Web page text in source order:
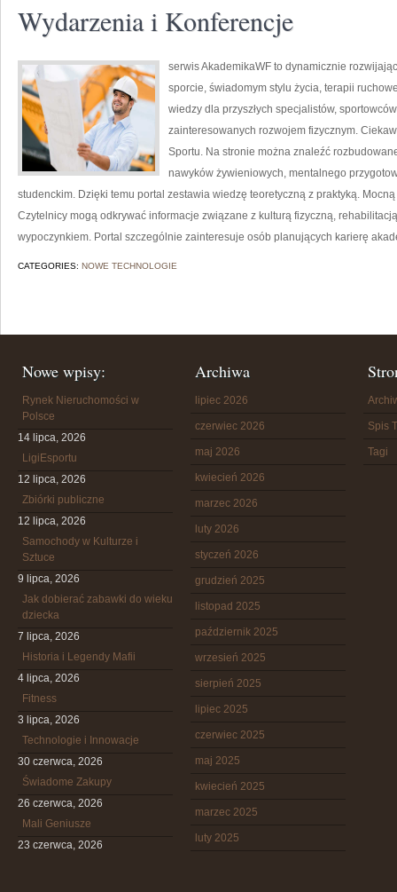
Wydarzenia i Konferencje
serwis AkademikaWF to dynamicznie
sporcie, świadomym stylu życia, terapii
wiedzy dla przyszłych specjalistów,
zainteresowanych rozwojem fizycznym.
Sportu. Na stronie można znaleźć
nawyków żywieniowych, mentalnego
studenckim. Dzięki temu portal zestawia wiedzę teoretyczną z praktyką.
Czytelnicy mogą odkrywać informacje związane z kulturą fizyczną,
wypoczynkiem. Portal szczególnie zainteresuje osób planujących karierę
CATEGORIES: NOWE TECHNOLOGIE
Nowe wpisy:
Rynek Nieruchomości w
Polsce
14 lipca, 2026
LigiEsportu
12 lipca, 2026
Zbiórki publiczne
12 lipca, 2026
Samochody w Kulturze i
Sztuce
9 lipca, 2026
Jak dobierać zabawki do wieku
dziecka
7 lipca, 2026
Historia i Legendy Mafii
4 lipca, 2026
Fitness
3 lipca, 2026
Technologie i Innowacje
30 czerwca, 2026
Świadome Zakupy
26 czerwca, 2026
Mali Geniusze
23 czerwca, 2026
Archiwa
lipiec 2026
czerwiec 2026
maj 2026
kwiecień 2026
marzec 2026
luty 2026
styczeń 2026
grudzień 2025
listopad 2025
październik 2025
wrzesień 2025
sierpień 2025
lipiec 2025
czerwiec 2025
maj 2025
kwiecień 2025
marzec 2025
luty 2025
Spis
Tagi